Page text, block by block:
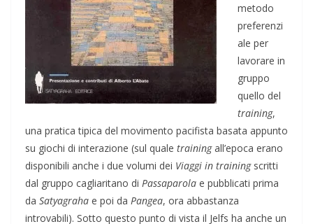
metodo
preferenzi
ale per
lavorare in
gruppo
quello del
training,
una pratica tipica del movimento pacifista basata appunto
su giochi di interazione (sul quale trainingall’epoca erano
disponibili anche i due volumi dei Viaggi in training scritti
dal gruppo cagliaritano di Passaparola e pubblicati prima
da Satyagraha e poi da Pangea, ora abbastanza
introvabili). Sotto questo punto di vista il Jelfs ha anche un